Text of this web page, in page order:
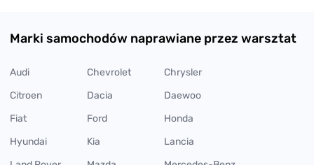
Marki samochodów naprawiane przez warsztat
Audi Chevrolet
Chrysler
Citroen
Dacia
Daewoo
Fiat
Ford
Honda
Hyundai
Kia
Lancia